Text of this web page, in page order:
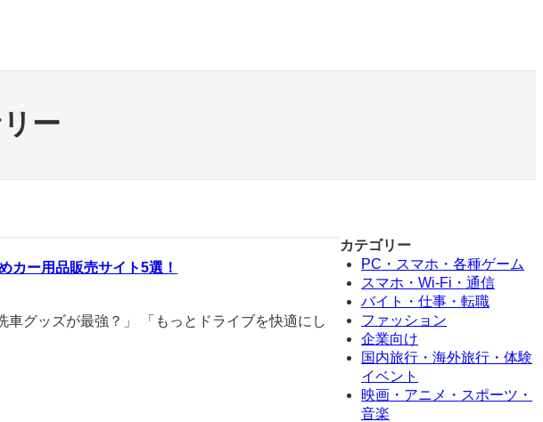
ー
カー用品販売サイト5選！
車グッズが最強？」 「もっとドライブを快適にし
カテゴリー
PC・スマホ・各種ゲーム
スマホ・Wi-Fi・通信
バイト・仕事・転職
ファッション
企業向け
国内旅行・海外旅行・体験
イベント
映画・アニメ・スポーツ・
音楽